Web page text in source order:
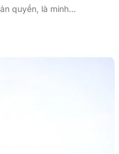
quyền, là minh...